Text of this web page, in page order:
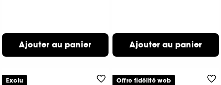
Ajouter au panier Ajouter au panier
Exclu Offre fidélité web